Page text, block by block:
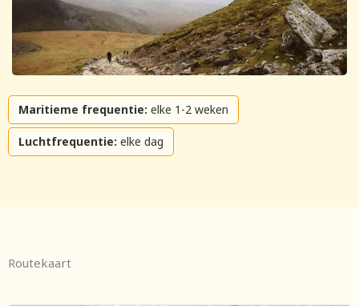
Maritieme frequentie: elke 1-2 weken
Luchtfrequentie: elke dag
Routekaart